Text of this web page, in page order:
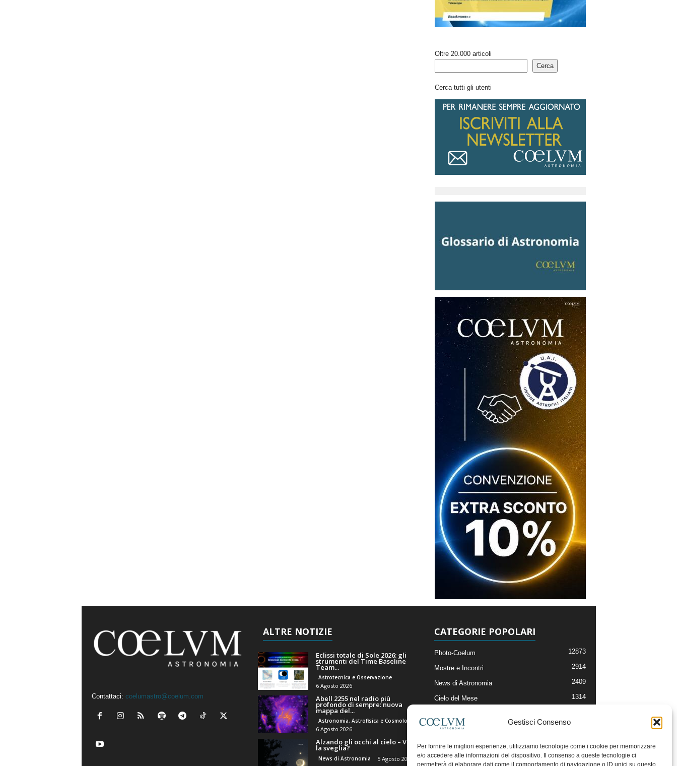
Gestisci Consenso
Per fornire le migliori esperienze, utilizziamo tecnologie come i cookie per memorizzare
e/o accedere alle informazioni del dispositivo. Il consenso a queste tecnologie ci
permetterà di elaborare dati come il comportamento di navigazione o ID unici su questo
Oltre 20.000 articoli
Cerca
Cerca tutti gli utenti
Contattaci: coelumastro@coelum.com
ALTRE NOTIZIE
Eclissi totale di Sole 2026: gli
strumenti del Time Baseline
Team...
Astrotecnica e Osservazione
6 Agosto 2026
Abell 2255 nel radio più
profondo di sempre: nuova
mappa del...
Astronomia, Astrofisica e Cosmologia
6 Agosto 2026
Alzando gli occhi al cielo – Vale
la sveglia?
News di Astronomia 5 Agosto 2026
CATEGORIE POPOLARI
Photo-Coelum 12873
Mostre e Incontri 2914
News di Astronomia 2409
Cielo del Mese 1314
Articoli e Risorse On-Line
Il Blog della Redazione